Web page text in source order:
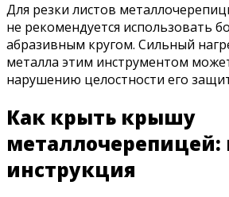
Для резки листов
не рекомендуется использовать
абразивным кругом. Сильный
металла этим инструментом
нарушению целостности его
Как крыть крышу
металлочерепицей:
инструкция